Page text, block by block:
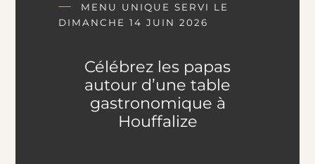
MENU UNIQUE SERVI LE
DIMANCHE 14 JUIN 2026
Célébrez les papas
autour d’une table
gastronomique à
Houffalize